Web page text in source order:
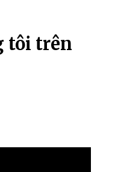
tôi trên